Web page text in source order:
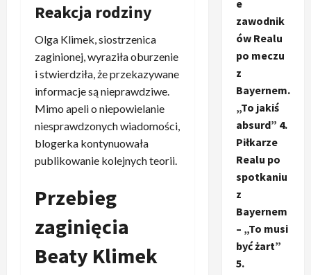
Reakcja rodziny
Olga Klimek, siostrzenica
zaginionej, wyraziła oburzenie
i stwierdziła, że przekazywane
informacje są nieprawdziwe.
Mimo apeli o niepowielanie
niesprawdzonych wiadomości,
blogerka kontynuowała
publikowanie kolejnych teorii.
Przebieg
zaginięcia
Beaty Klimek
e
zawodnik
ów Realu
po meczu
z
Bayernem.
„To jakiś
absurd” 4.
Piłkarze
Realu po
spotkaniu
z
Bayernem
– „To musi
być żart”
5.